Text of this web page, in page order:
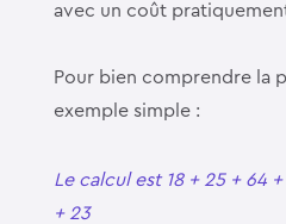
avec un coût
Pour bien comprendre la
exemple simple :
Le calcul est 18 + 25 + 64
+ 23